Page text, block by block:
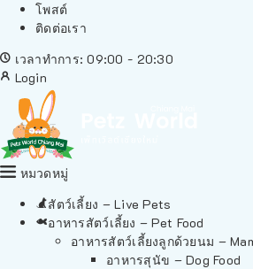
โพสต์
ติดต่อเรา
เวลาทำการ: 09:00 - 20:30
Login
หมวดหมู่
สัตว์เลี้ยง – Live Pets
อาหารสัตว์เลี้ยง – Pet Food
อาหารสัตว์เลี้ยงลูกด้วยนม –
อาหารสุนัข – Dog Food